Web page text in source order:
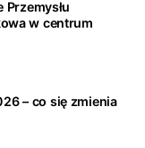
Przemysłu
w centrum
– co się zmienia